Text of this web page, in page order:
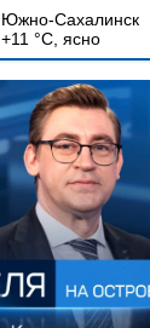
Южно-Сахалинск
+11 °С, ясно